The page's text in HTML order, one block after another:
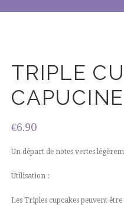
TRIPLE
CAPUCINE
€6.90
Un départ de notes vertes
Utilisation :
Les Triples cupcakes peuvent